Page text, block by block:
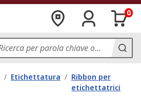
0
/ Etichettatura / Ribbon per
etichettatrici